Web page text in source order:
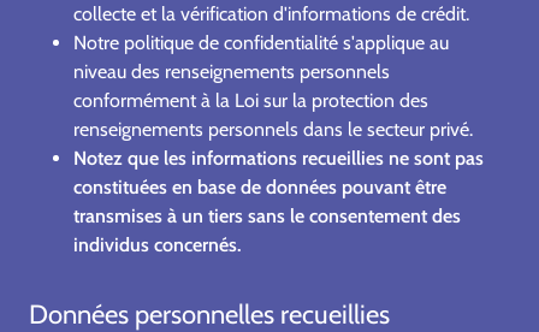
collecte et la vérification d'informations de crédit.
Notre politique de confidentialité s'applique au
niveau des renseignements personnels
conformément à la Loi sur la protection des
renseignements personnels dans le secteur privé.
Notez que les informations recueillies ne sont pas
constituées en base de données pouvant être
transmises à un tiers sans le consentement des
individus concernés.
Données personnelles recueillies